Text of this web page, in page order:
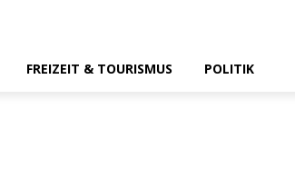
FREIZEIT & TOURISMUS POLITIK